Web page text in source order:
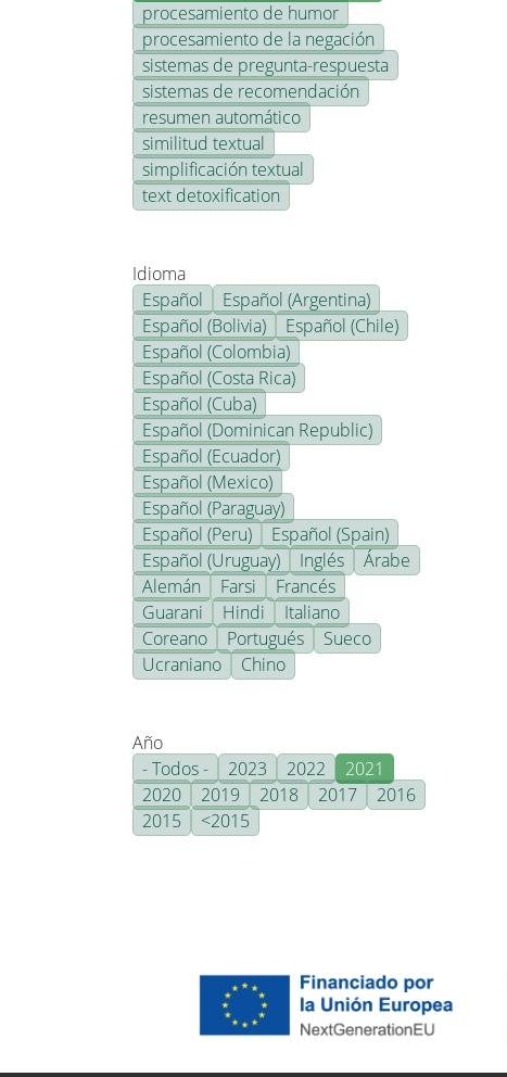
procesamiento de humor
procesamiento de la negación
sistemas de pregunta-respuesta
sistemas de recomendación
resumen automático
similitud textual
simplificación textual
text detoxification
Idioma
Español
Español (Argentina)
Español (Bolivia)
Español (Chile)
Español (Colombia)
Español (Costa Rica)
Español (Cuba)
Español (Dominican Republic)
Español (Ecuador)
Español (Mexico)
Español (Paraguay)
Español (Peru)
Español (Spain)
Español (Uruguay)
Inglés
Árabe
Alemán
Farsi
Francés
Guarani
Hindi
Italiano
Coreano
Portugués
Sueco
Ucraniano
Chino
Año
- Todos -
2023 2022
2021
2020
2019 2018 2017
2016
2015
<2015